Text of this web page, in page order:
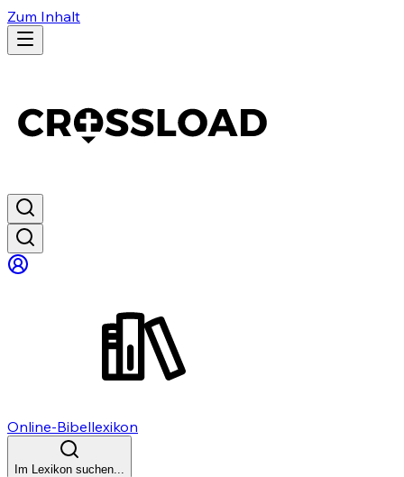
Zum Inhalt
Online-Bibellexikon
Im Lexikon suchen...